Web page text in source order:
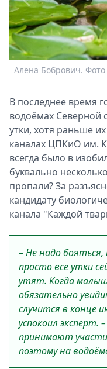
Стримы
Звезды
Выборы
2026
Metro
Алёна Бобрович.
В последнее время
водоёмах Северной
утки, хотя раньше
каналах ЦПКиО им.
всегда было в
буквально
пропали? За
кандидату
канала "Каждой
– Не надо бояться,
просто все утки
утят. Когда
обязательно
случится в конце
успокоил эксперт.
принимают
поэтому на